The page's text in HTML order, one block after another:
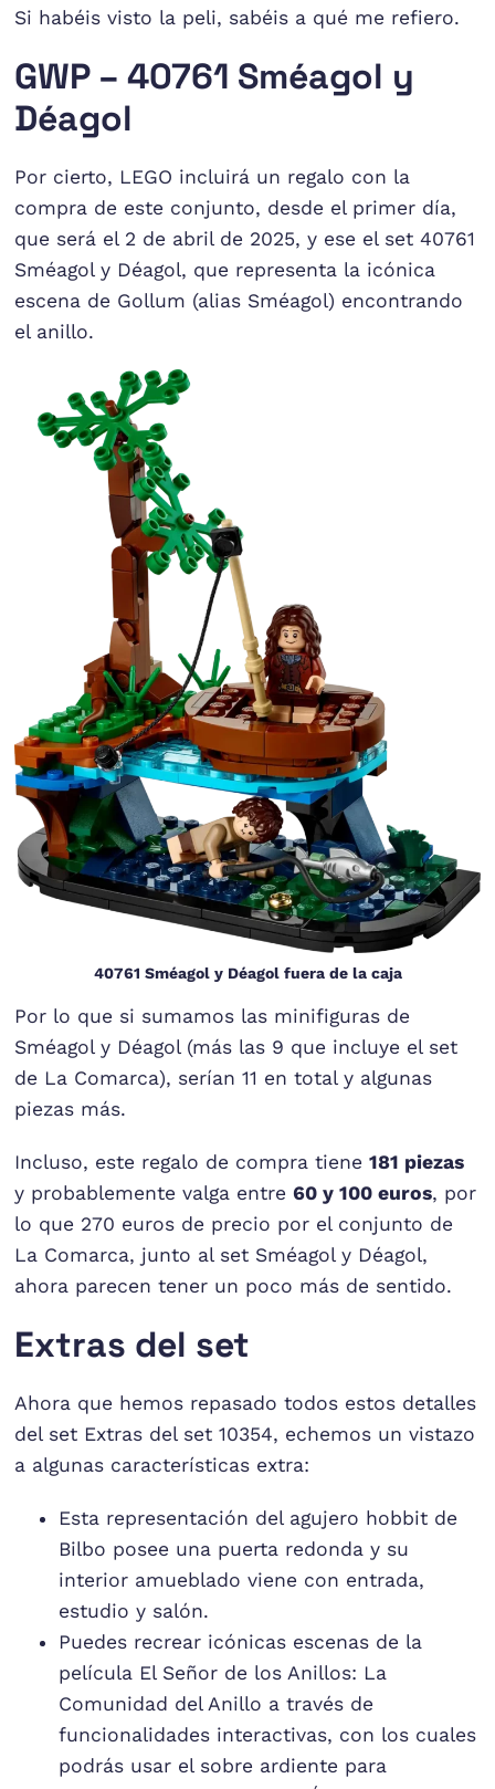
Si habéis visto la peli, sabéis a qué me refiero.
GWP – 40761 Sméagol y
Déagol
Por cierto, LEGO incluirá un regalo con la
compra de este conjunto, desde el primer día,
que será el 2 de abril de 2025, y ese el set 40761
Sméagol y Déagol, que representa la icónica
escena de Gollum (alias Sméagol) encontrando
el anillo.
40761 Sméagol y Déagol fuera de la caja
Por lo que si sumamos las minifiguras de
Sméagol y Déagol (más las 9 que incluye el set
de La Comarca), serían 11 en total y algunas
piezas más.
Incluso, este regalo de compra tiene181 piezas
y probablemente valga entre60 y 100 euros, por
lo que 270 euros de precio por el conjunto de
La Comarca, junto al set Sméagol y Déagol,
ahora parecen tener un poco más de sentido.
Extras del set
Ahora que hemos repasado todos estos detalles
del set Extras del set 10354, echemos un vistazo
a algunas características extra:
Esta representación del agujero hobbit de
Bilbo posee una puerta redonda y su
interior amueblado viene con entrada,
estudio y salón.
Puedes recrear icónicas escenas de la
película El Señor de los Anillos: La
Comunidad del Anillo a través de
funcionalidades interactivas, con los cuales
podrás usar el sobre ardiente para